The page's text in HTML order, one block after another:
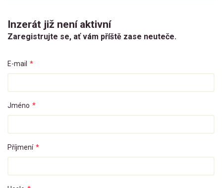
Inzerát již není aktivní
Zaregistrujte se, ať vám příště zase neuteče.
E-mail *
Jméno *
Příjmení *